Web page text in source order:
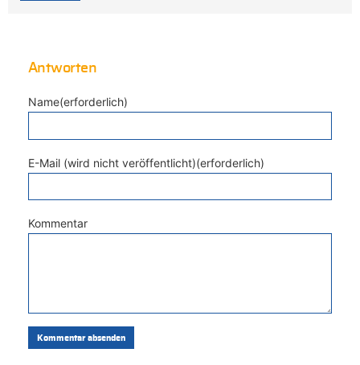
Antworten
Name(erforderlich)
E-Mail (wird nicht veröffentlicht)(erforderlich)
Kommentar